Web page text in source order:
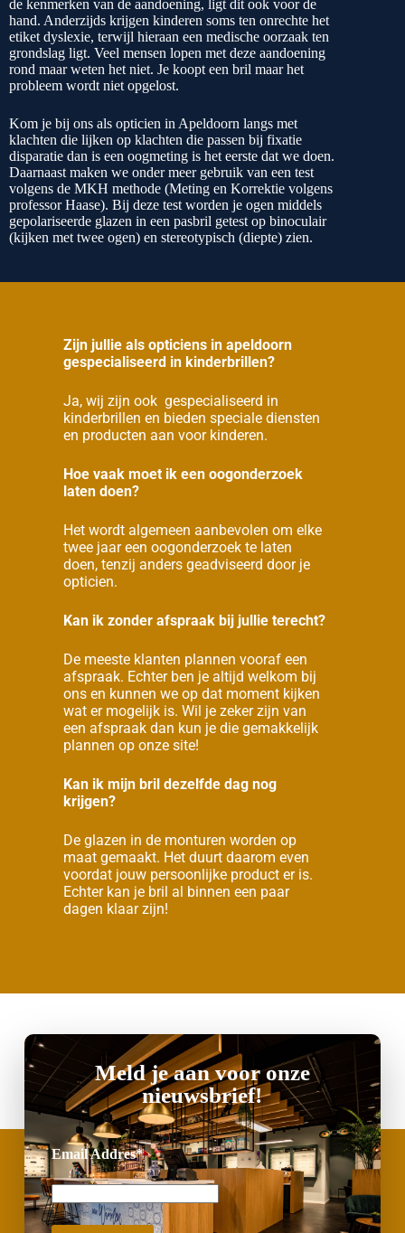
de kenmerken van de aandoening, ligt dit ook voor de
hand. Anderzijds krijgen kinderen soms ten onrechte het
etiket dyslexie, terwijl hieraan een medische oorzaak ten
grondslag ligt. Veel mensen lopen met deze aandoening
rond maar weten het niet. Je koopt een bril maar het
probleem wordt niet opgelost.
Kom je bij ons als opticien in Apeldoorn langs met
klachten die lijken op klachten die passen bij fixatie
disparatie dan is een oogmeting is het eerste dat we doen.
Daarnaast maken we onder meer gebruik van een test
volgens de MKH methode (Meting en Korrektie volgens
professor Haase). Bij deze test worden je ogen middels
gepolariseerde glazen in een pasbril getest op binoculair
(kijken met twee ogen) en stereotypisch (diepte) zien.
Zijn jullie als opticiens in apeldoorn
gespecialiseerd in kinderbrillen?
Ja, wij zijn ook gespecialiseerd in
kinderbrillen en bieden speciale diensten
en producten aan voor kinderen.
Hoe vaak moet ik een oogonderzoek
laten doen?
Het wordt algemeen aanbevolen om elke
twee jaar een oogonderzoek te laten
doen, tenzij anders geadviseerd door je
opticien.
Kan ik zonder afspraak bij jullie terecht?
De meeste klanten plannen vooraf een
afspraak. Echter ben je altijd welkom bij
ons en kunnen we op dat moment kijken
wat er mogelijk is. Wil je zeker zijn van
een afspraak dan kun je die gemakkelijk
plannen op onze site!
Kan ik mijn bril dezelfde dag nog
krijgen?
De glazen in de monturen worden op
maat gemaakt. Het duurt daarom even
voordat jouw persoonlijke product er is.
Echter kan je bril al binnen een paar
dagen klaar zijn!
Meld je aan voor onze
nieuwsbrief!
Email Addres*